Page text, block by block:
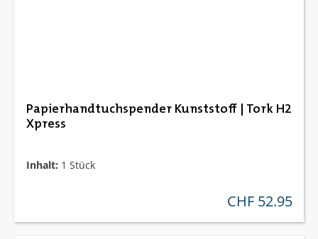
Papierhandtuchspender Kunststoff | Tork H2
Xpress
Inhalt: 1 Stück
regulärer preis:
CHF 52.95